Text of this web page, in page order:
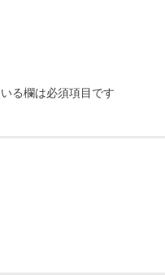
る欄は必須項目です